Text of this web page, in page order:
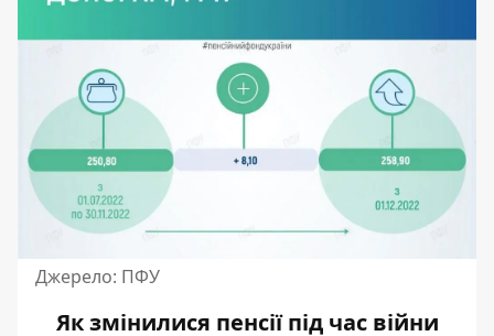
Джерело: ПФУ
Як змінилися пенсії під час війни